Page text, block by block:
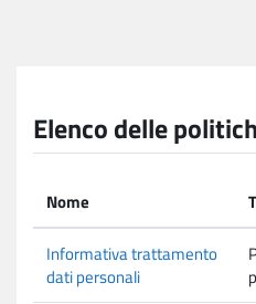
Elenco delle
Nome
Informativa trattamento
dati personali